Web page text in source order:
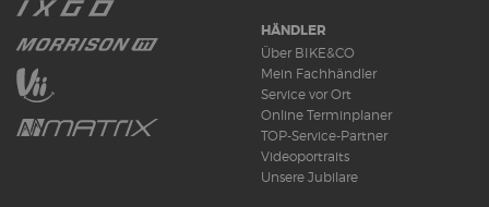
HÄNDLER
Über BIKE&CO
Mein Fachhändler
Service vor Ort
Online Terminplaner
TOP-Service-Partner
Videoportraits
Unsere Jubilare